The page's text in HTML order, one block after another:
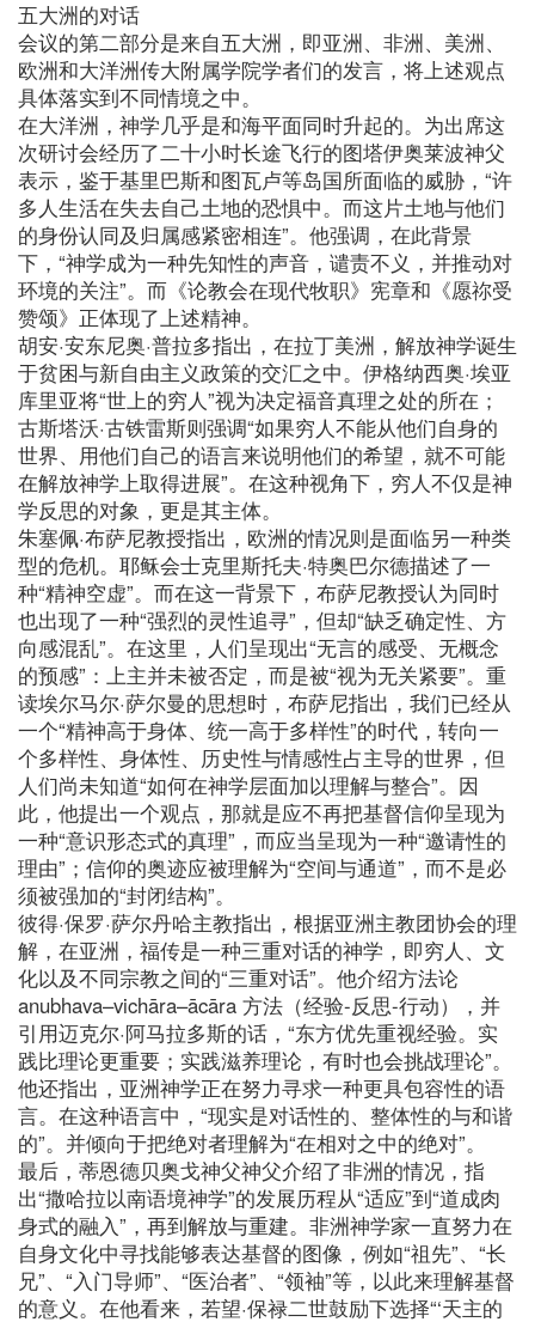
五大洲的对话
会议的第二部分是来自五大洲，即亚洲、非洲、美洲、
欧洲和大洋洲传大附属学院学者们的发言，将上述观点
具体落实到不同情境之中。
在大洋洲，神学几乎是和海平面同时升起的。为出席这
次研讨会经历了二十小时长途飞行的图塔伊奥莱波神父
表示，鉴于基里巴斯和图瓦卢等岛国所面临的威胁，“许
多人生活在失去自己土地的恐惧中。而这片土地与他们
的身份认同及归属感紧密相连”。他强调，在此背景
下，“神学成为一种先知性的声音，谴责不义，并推动对
环境的关注”。而《论教会在现代牧职》宪章和《愿祢受
赞颂》正体现了上述精神。
胡安·安东尼奥·普拉多指出，在拉丁美洲，解放神学诞生
于贫困与新自由主义政策的交汇之中。伊格纳西奥·埃亚
库里亚将“世上的穷人”视为决定福音真理之处的所在；
古斯塔沃·古铁雷斯则强调“如果穷人不能从他们自身的
世界、用他们自己的语言来说明他们的希望，就不可能
在解放神学上取得进展”。在这种视角下，穷人不仅是神
学反思的对象，更是其主体。
朱塞佩·布萨尼教授指出，欧洲的情况则是面临另一种类
型的危机。耶稣会士克里斯托夫·特奥巴尔德描述了一
种“精神空虚”。而在这一背景下，布萨尼教授认为同时
也出现了一种“强烈的灵性追寻”，但却“缺乏确定性、方
向感混乱”。在这里，人们呈现出“无言的感受、无概念
的预感”：上主并未被否定，而是被“视为无关紧要”。重
读埃尔马尔·萨尔曼的思想时，布萨尼指出，我们已经从
一个“精神高于身体、统一高于多样性”的时代，转向一
个多样性、身体性、历史性与情感性占主导的世界，但
人们尚未知道“如何在神学层面加以理解与整合”。因
此，他提出一个观点，那就是应不再把基督信仰呈现为
一种“意识形态式的真理”，而应当呈现为一种“邀请性的
理由”；信仰的奥迹应被理解为“空间与通道”，而不是必
须被强加的“封闭结构”。
彼得·保罗·萨尔丹哈主教指出，根据亚洲主教团协会的理
解，在亚洲，福传是一种三重对话的神学，即穷人、文
化以及不同宗教之间的“三重对话”。他介绍方法论
anubhava–vichāra–ācāra 方法（经验-反思-行动），并
引用迈克尔·阿马拉多斯的话，“东方优先重视经验。实
践比理论更重要；实践滋养理论，有时也会挑战理论”。
他还指出，亚洲神学正在努力寻求一种更具包容性的语
言。在这种语言中，“现实是对话性的、整体性的与和谐
的”。并倾向于把绝对者理解为“在相对之中的绝对”。
最后，蒂恩德贝奥戈神父神父介绍了非洲的情况，指
出“撒哈拉以南语境神学”的发展历程从“适应”到“道成肉
身式的融入”，再到解放与重建。非洲神学家一直努力在
自身文化中寻找能够表达基督的图像，例如“祖先”、“长
兄”、“入门导师”、“医治者”、“领袖”等，以此来理解基督
的意义。在他看来，若望·保禄二世鼓励下选择“‘天主的